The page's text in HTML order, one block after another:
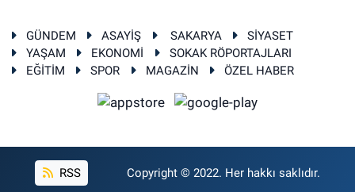
GÜNDEM ASAYİŞ SAKARYA
SİYASET
YAŞAM
EKONOMİ
SOKAK RÖPORTAJLARI
EĞİTİM
SPOR MAGAZİN ÖZEL HABER
RSS Copyright © 2022. Her hakkı saklıdır.